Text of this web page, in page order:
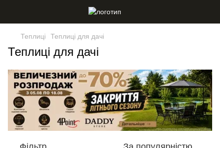
Теплиці Теплиці для дачі
Теплиці для дачі